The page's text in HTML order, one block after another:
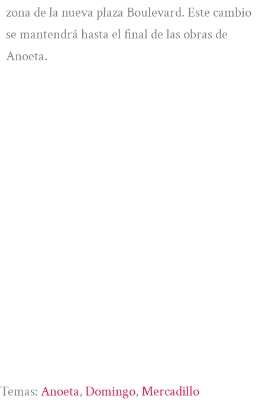
zona de la nueva plaza Boulevard. Este cambio
se mantendrá hasta el final de las obras de
Anoeta.
Temas: Anoeta, Domingo, Mercadillo